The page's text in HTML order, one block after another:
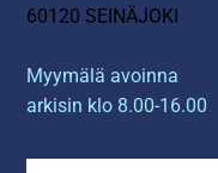
60120 SEINÄJOKI
Myymälä avoinna
arkisin klo 8.00-16.00